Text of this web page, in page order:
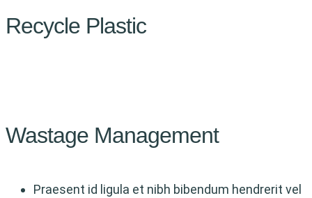
Recycle Plastic
Wastage Management
Praesent id ligula et nibh bibendum hendrerit vel